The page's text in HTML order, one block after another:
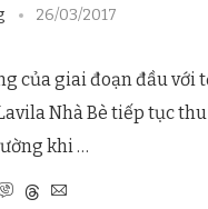
26/03/2017
của giai đoạn đầu với
Nhà Bè tiếp tục
khi …